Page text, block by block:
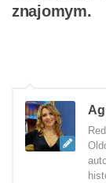
znajomym.